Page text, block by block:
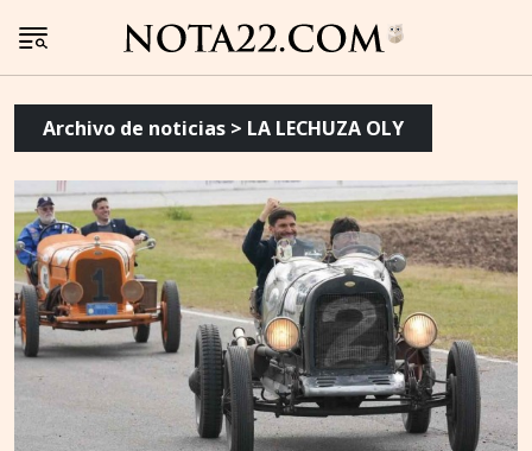
Archivo de noticias > LA LECHUZA OLY